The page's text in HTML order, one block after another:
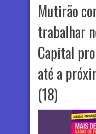
Mutirão
trabalhar
Capital
até a
(18)